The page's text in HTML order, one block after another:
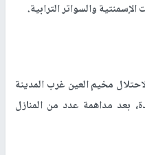
والسواتر الترابية.
مخيم العين غرب المدينة
بعد مداهمة عدد من المنازل